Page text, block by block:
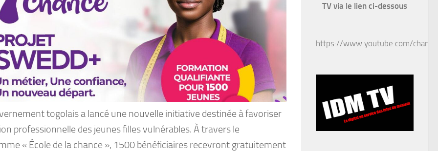
togolais a lancé une nouvelle initiative destinée à favoriser
professionnelle des jeunes filles vulnérables. À travers le
« École de la chance », 1500 bénéficiaires recevront gratuitement
TV via le lien ci-dessous
https://www.youtube.com/